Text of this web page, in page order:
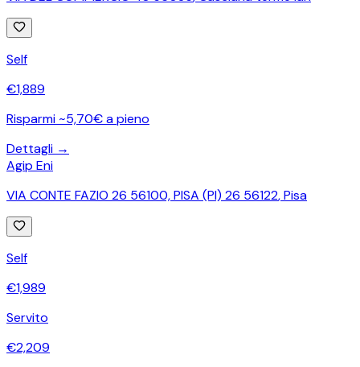
Self
€1,889
Risparmi ~5,70€ a pieno
Dettagli →
Agip Eni
VIA CONTE FAZIO 26 56100, PISA (PI) 26 56122,Pisa
Self
€1,989
Servito
€2,209